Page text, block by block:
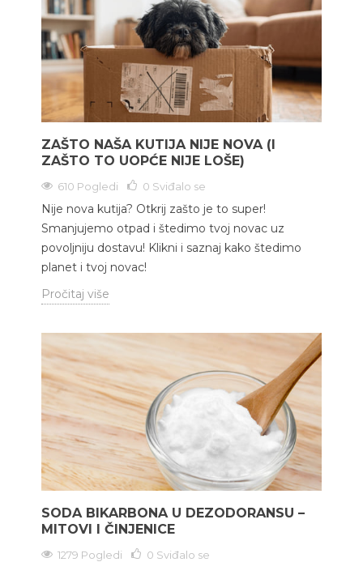
ZAŠTO NAŠA KUTIJA NIJE NOVA (I
ZAŠTO TO UOPĆE NIJE LOŠE)
610 Pogledi 0 Sviđalo se
Nije nova kutija? Otkrij zašto je to super!
Smanjujemo otpad i štedimo tvoj novac uz
povoljniju dostavu! Klikni i saznaj kako štedimo
planet i tvoj novac!
Pročitaj više
SODA BIKARBONA U DEZODORANSU –
MITOVI I ČINJENICE
1279 Pogledi 0 Sviđalo se